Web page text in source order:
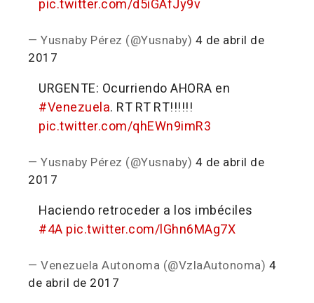
pic.twitter.com/d5iGAfJy9v
— Yusnaby Pérez (@Yusnaby) 4 de abril de
2017
URGENTE: Ocurriendo AHORA en
#Venezuela. RT RT RT!!!!!!
pic.twitter.com/qhEWn9imR3
— Yusnaby Pérez (@Yusnaby) 4 de abril de
2017
Haciendo retroceder a los imbéciles
#4A pic.twitter.com/lGhn6MAg7X
— Venezuela Autonoma (@VzlaAutonoma) 4
de abril de 2017